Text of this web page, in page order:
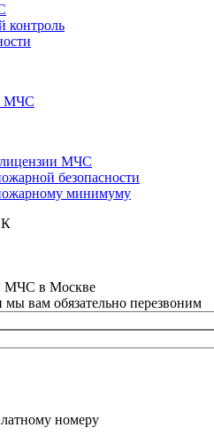
контроль
МЧС
МЧС
безопасности
минимуму
МЧС в Москве
мы вам обязательно перезвоним
номеру